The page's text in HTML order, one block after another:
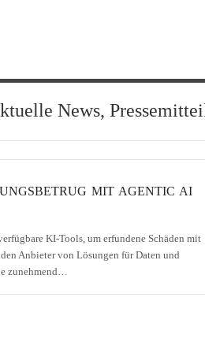
News,
MIT AGENTIC AI
KI-Tools, um erfundene Schäden mit
Anbieter von Lösungen für Daten und
zunehmend…